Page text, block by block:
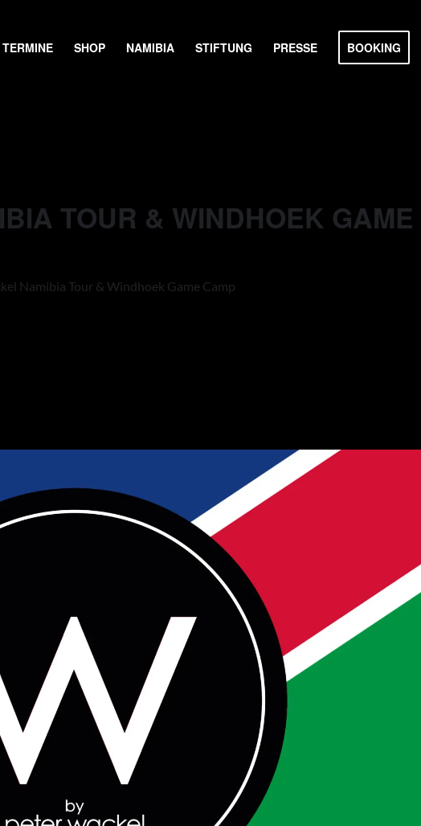
TERMINE SHOP NAMIBIA STIFTUNG PRESSE BOOKING
TOUR & WINDHOEK GAME
Namibia Tour & Windhoek Game Camp